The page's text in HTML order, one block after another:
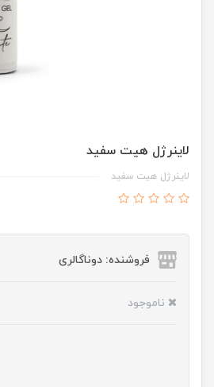
لاينرژل هيت سفيد
لاينرژل هيت سفيد
فروشنده: دوناگالری
ناموجود